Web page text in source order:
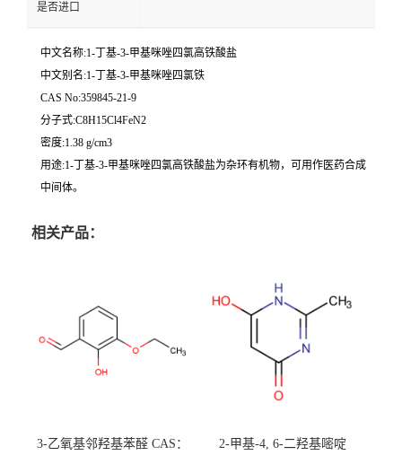
是否进口
中文名称:1-丁基-3-甲基咪唑四氯高铁酸盐
中文别名:1-丁基-3-甲基咪唑四氯铁
CAS No:359845-21-9
分子式:C8H15Cl4FeN2
密度:1.38 g/cm3
用途:1-丁基-3-甲基咪唑四氯高铁酸盐为杂环有机物，可用作医药合成
中间体。
相关产品：
3-乙氧基邻羟基苯醛 CAS：
2-甲基-4, 6-二羟基嘧啶